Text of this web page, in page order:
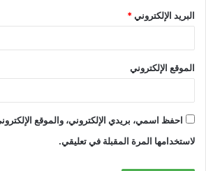
البريد الإلكتروني*
الموقع الإلكتروني
احفظ اسمي، بريدي الإلكتروني، والموقع
لاستخدامها المرة المقبلة في تعليقي.